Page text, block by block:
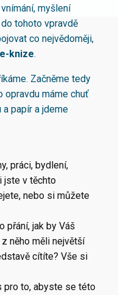
myšlení
tohoto vpravdě
co nejvědoměji,
e-knize.
Začněme tedy
opravdu máme chuť
papír a jdeme
práci, bydlení,
jste v těchto
nebo si můžete
přání, jak by Váš
něho měli největší
cítíte? Vše si
pro to, abyste se této